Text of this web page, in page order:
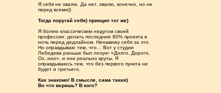
Я себя не хвалю. Да нет, хвалю, конечно, но не
перед всеми))
Тогда поругай себя) принцип тот же)
Я болею классическим недугом своей
профессии: делать последние 90% проекта в
ночь перед дедлайном. Ненавижу себя за это.
Но оправдываю тем, что… Вот у студии
Лебедева раньше был лозунг «Долго, Дорого,
Ох..нно», и они реально круты. Я
оправдываюсь тем, что без первого пункта не
будет и третьего.
Как знакомо! В смысле, сама такая)
Во что веришь? В кого?